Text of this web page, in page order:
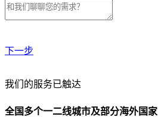
下一步
贵公司预算范围是？
我们的服务已触达
全国多个一二线城市及部分海外国家